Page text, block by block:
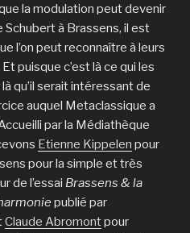
la modulation peut devenir
Schubert à Brassens, il est
l’on peut reconnaître à leurs
puisque c’est là ce qui les
qu’il serait intéressant de
auquel Metaclassique a
par la Médiathèque
Etienne Kippelen pour
pour la simple et très
de l’essai Brassens & la
publié par
Claude Abromontpour